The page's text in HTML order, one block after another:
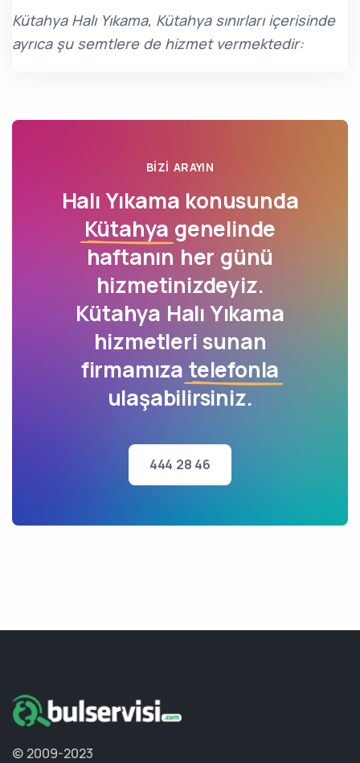
Kütahya Halı Yıkama, Kütahya sınırları içerisinde
ayrıca şu semtlere de hizmet vermektedir:
BIZI ARAYIN
Halı Yıkama konusunda
Kütahya genelinde
haftanın her günü
hizmetinizdeyiz.
Kütahya Halı Yıkama
hizmetleri sunan
firmamıza telefonla
ulaşabilirsiniz.
444 28 46
© 2009-2023